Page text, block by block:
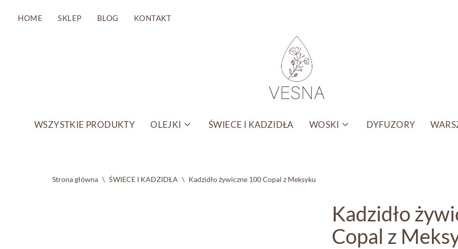
HOME SKLEP BLOG KONTAKT
WSZYSTKIE PRODUKTY OLEJKI ŚWIECE I KADZIDŁA WOSKI DYFUZORY
Strona główna \ ŚWIECE I KADZIDŁA \ Kadzidło żywiczne 100 Copal z Meksyku
Kadzidło
Copal z